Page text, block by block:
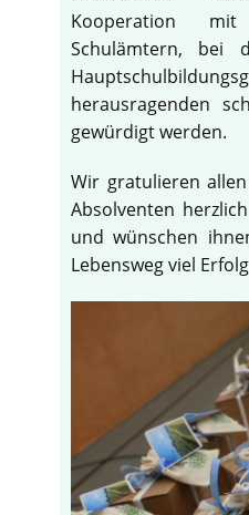
Kooperation
Schulämtern, bei
herausragenden
gewürdigt werden.
Wir gratulieren
Absolventen
und wünschen
Lebensweg viel